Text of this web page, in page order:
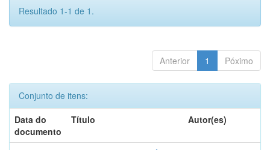
Resultado 1-1 de 1.
Anterior 1 Póximo
Conjunto de itens:
Data do
documento
Título Autor(es)